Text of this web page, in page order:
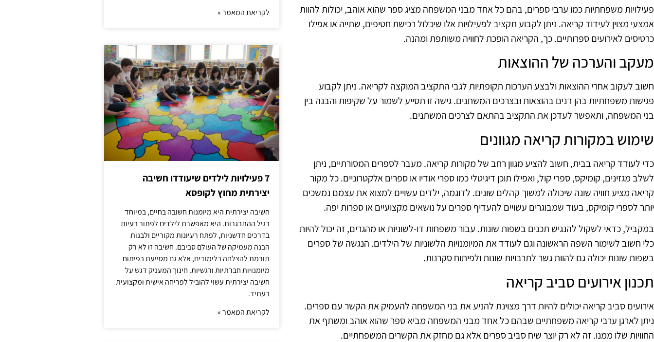
פעילויות משפחתיות כמו ערבי ספרים, בהם כל אחד מבני המשפחה מציג ספר שהוא אוהב, יכולות להוות
אמצעי מצוין לעידוד קריאה. ניתן לקבוע תקציב לפעילויות אלו שיכלול רכישת חטיפים, שתייה או אפילו
כרטיסים לאירועים ספרותיים. כך, הקריאה הופכת לחוויה משותפת ומהנה.
מעקב והערכה של ההוצאות
חשוב לעקוב אחרי ההוצאות ולבצע הערכות תקופתיות לגבי התקציב המוקצה לקריאה. ניתן לקבוע
פגישות משפחתיות בהן דנים בהוצאות ובצרכים המשתנים. גישה זו תסייע לשמור על שקיפות והבנה בין
בני המשפחה, ותאפשר לעדכן את התקציב בהתאם לצרכים המשתנים.
שימוש במקורות קריאה מגוונים
כדי לעודד קריאה בבית, חשוב להציע מגוון רחב של מקורות קריאה. מעבר לספרים המסורתיים, ניתן
לשלב מגזינים, קומיקס, ספרי קול, ואפילו תוכן דיגיטלי כמו ספרי אודיו או ספרים אלקטרוניים. כל מקור
קריאה מציע חוויה שונה שיכולה למשוך קהלים שונים. לדוגמה, ילדים עשויים למצוא את עצמם נמשכים
יותר לספרי קומיקס, בעוד שמבוגרים עשויים להעדיף ספרים על נושאים מקצועיים או ספרות יפה.
במקביל, כדאי לשקול להנגיש תכנים בשפות שונות. עבור משפחות דו-לשוניות או מהגרים, זה יכול להיות
כלי חשוב לשימור השפה הראשונה וגם לעודד את המיומנויות הלשוניות של הילדים. הנגשה של ספרים
בשפות שונות יכולה גם להוות גשר לתרבויות שונות ולפיתוח סקרנות.
תכנון אירועים סביב קריאה
אירועים סביב קריאה יכולים להיות דרך מצוינת להניע את בני המשפחה להעמיק את הקשר עם ספרים.
ניתן לארגן ערבי קריאה משפחתיים שבהם כל אחד מבני המשפחה מביא ספר שהוא אוהב ומשתף את
החוויות שלו ממנו. זה לא רק יוצר שיח סביב ספרים אלא גם מחזק את הקשרים המשפחתיים.
לקריאת המאמר »
7 פעילויות לילדים שיעודדו חשיבה
יצירתית מחוץ לקופסא
חשיבה יצירתית היא מיומנות חשובה בחיים, במיוחד
בגיל ההתבגרות. היא מאפשרת לילדים לפתור בעיות
בדרכים חדשניות, לפתח רעיונות מקוריים ולבנות
הבנה מעמיקה של העולם סביבם. חשיבה זו לא רק
תורמת להצלחה בלימודים, אלא גם מסייעת בפיתוח
מיומנויות חברתיות ורגשיות. חינוך המעניק דגש על
חשיבה יצירתית עשוי להוביל לפריחה אישית ומקצועית
בעתיד.
לקריאת המאמר »